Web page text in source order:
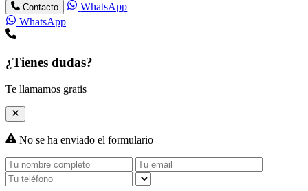
Contacto
WhatsApp
WhatsApp
¿Tienes dudas?
Te llamamos gratis
No se ha enviado el formulario